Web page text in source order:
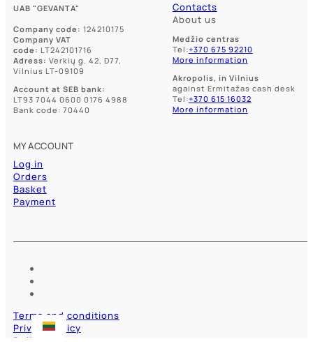
UAB "GEVANTA"
Company code: 124210175
Company VAT
code: LT242101716
Adress: Verkių g. 42, D77,
Vilnius LT-09109
Account at SEB bank:
LT93 7044 0600 0176 4988
Bank code: 70440
Contacts
About us
Medžio centras
Tel:+370 675 92210
More information
Akropolis, in Vilnius
against Ermitažas cash desk
Tel:+370 615 16032
More information
MY ACCOUNT
Log in
Orders
Basket
Payment
Terms and conditions
Privacy policy
Delivery